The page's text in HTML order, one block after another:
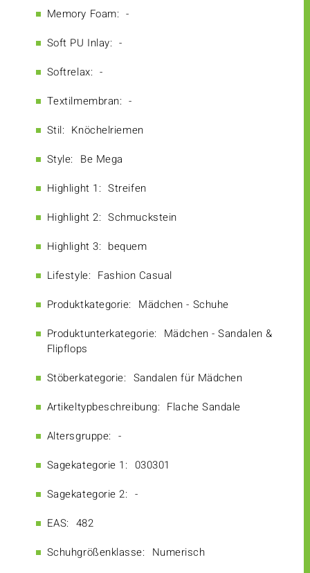
Memory Foam: -
Soft PU Inlay: -
Softrelax: -
Textilmembran: -
Stil: Knöchelriemen
Style: Be Mega
Highlight 1: Streifen
Highlight 2: Schmuckstein
Highlight 3: bequem
Lifestyle: Fashion Casual
Produktkategorie: Mädchen - Schuhe
Produktunterkategorie: Mädchen - Sandalen &
Flipflops
Stöberkategorie: Sandalen für Mädchen
Artikeltypbeschreibung: Flache Sandale
Altersgruppe: -
Sagekategorie 1: 030301
Sagekategorie 2: -
EAS: 482
Schuhgrößenklasse: Numerisch